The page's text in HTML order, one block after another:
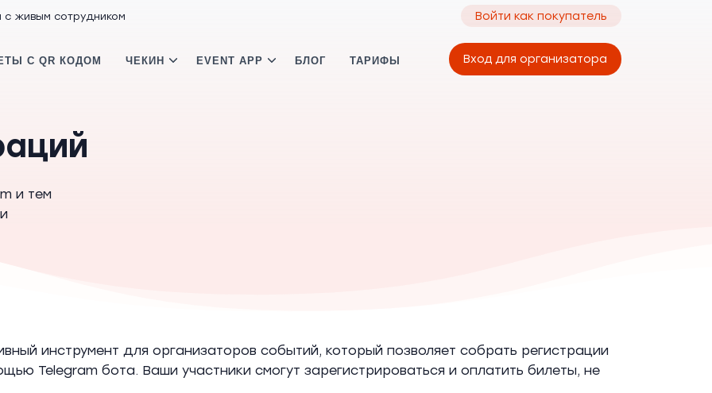
с живым сотрудником Войти как покупатель
Вход для организатора
С QR КОДОМ ЧЕКИН EVENT APP БЛОГ ТАРИФЫ
и тем
инструмент для организаторов событий, который позволяет собрать регистрации
Telegram бота. Ваши участники смогут зарегистрироваться и оплатить билеты, не